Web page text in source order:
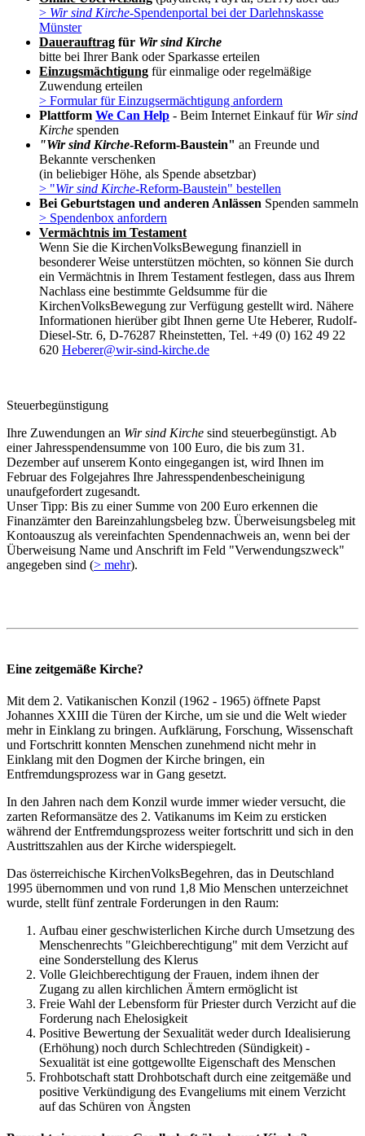
> Wir sind Kirche-Spendenportal bei der Darlehnskasse
Münster
Dauerauftrag für Wir sind Kirche
bitte bei Ihrer Bank oder Sparkasse erteilen
Einzugsmächtigung für einmalige oder regelmäßige
Zuwendung erteilen
> Formular für Einzugsermächtigung anfordern
Plattform We Can Help - Beim Internet Einkauf für Wir sind
Kirche spenden
"Wir sind Kirche-Reform-Baustein" an Freunde und
Bekannte verschenken
(in beliebiger Höhe, als Spende absetzbar)
> "Wir sind Kirche-Reform-Baustein" bestellen
Bei Geburtstagen und anderen Anlässen Spenden sammeln
> Spendenbox anfordern
Vermächtnis im Testament
Wenn Sie die KirchenVolksBewegung finanziell in
besonderer Weise unterstützen möchten, so können Sie durch
ein Vermächtnis in Ihrem Testament festlegen, dass aus Ihrem
Nachlass eine bestimmte Geldsumme für die
KirchenVolksBewegung zur Verfügung gestellt wird. Nähere
Informationen hierüber gibt Ihnen gerne Ute Heberer, Rudolf-
Diesel-Str. 6, D-76287 Rheinstetten, Tel. +49 (0) 162 49 22
620 Heberer@wir-sind-kirche.de
Steuerbegünstigung
Ihre Zuwendungen an Wir sind Kirche sind steuerbegünstigt. Ab
einer Jahresspendensumme von 100 Euro, die bis zum 31.
Dezember auf unserem Konto eingegangen ist, wird Ihnen im
Februar des Folgejahres Ihre Jahresspendenbescheinigung
unaufgefordert zugesandt.
Unser Tipp: Bis zu einer Summe von 200 Euro erkennen die
Finanzämter den Bareinzahlungsbeleg bzw. Überweisungsbeleg mit
Kontoauszug als vereinfachten Spendennachweis an, wenn bei der
Überweisung Name und Anschrift im Feld "Verwendungszweck"
angegeben sind (> mehr).
Eine zeitgemäße Kirche?
Mit dem 2. Vatikanischen Konzil (1962 - 1965) öffnete Papst
Johannes XXIII die Türen der Kirche, um sie und die Welt wieder
mehr in Einklang zu bringen. Aufklärung, Forschung, Wissenschaft
und Fortschritt konnten Menschen zunehmend nicht mehr in
Einklang mit den Dogmen der Kirche bringen, ein
Entfremdungsprozess war in Gang gesetzt.
In den Jahren nach dem Konzil wurde immer wieder versucht, die
zarten Reformansätze des 2. Vatikanums im Keim zu ersticken
während der Entfremdungsprozess weiter fortschritt und sich in den
Austrittszahlen aus der Kirche widerspiegelt.
Das österreichische KirchenVolksBegehren, das in Deutschland
1995 übernommen und von rund 1,8 Mio Menschen unterzeichnet
wurde, stellt fünf zentrale Forderungen in den Raum:
Aufbau einer geschwisterlichen Kirche durch Umsetzung des
Menschenrechts "Gleichberechtigung" mit dem Verzicht auf
eine Sonderstellung des Klerus
Volle Gleichberechtigung der Frauen, indem ihnen der
Zugang zu allen kirchlichen Ämtern ermöglicht ist
Freie Wahl der Lebensform für Priester durch Verzicht auf die
Forderung nach Ehelosigkeit
Positive Bewertung der Sexualität weder durch Idealisierung
(Erhöhung) noch durch Schlechtreden (Sündigkeit) -
Sexualität ist eine gottgewollte Eigenschaft des Menschen
Frohbotschaft statt Drohbotschaft durch eine zeitgemäße und
positive Verkündigung des Evangeliums mit einem Verzicht
auf das Schüren von Ängsten